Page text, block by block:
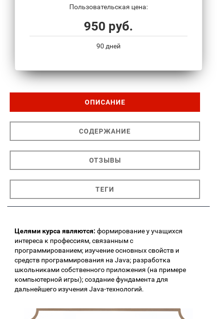
Пользовательская цена:
950 руб.
90 дней
ОПИСАНИЕ
СОДЕРЖАНИЕ
ОТЗЫВЫ
ТЕГИ
Целями курса являются: формирование у учащихся
интереса к профессиям, связанным с
программированием; изучение основных свойств и
средств программирования на Java; разработка
школьниками собственного приложения (на примере
компьютерной игры); создание фундамента для
дальнейшего изучения Java-технологий.